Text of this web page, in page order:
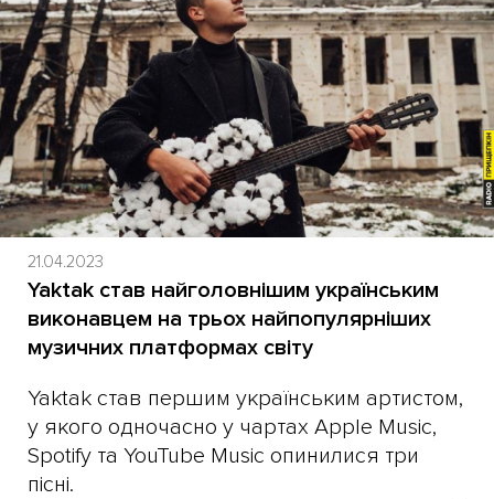
21.04.2023
Yaktak став найголовнішим українським
виконавцем на трьох найпопулярніших
музичних платформах світу
Yaktak став першим українським артистом,
у якого одночасно у чартах Apple Music,
Spotify та YouTube Music опинилися три
пісні.